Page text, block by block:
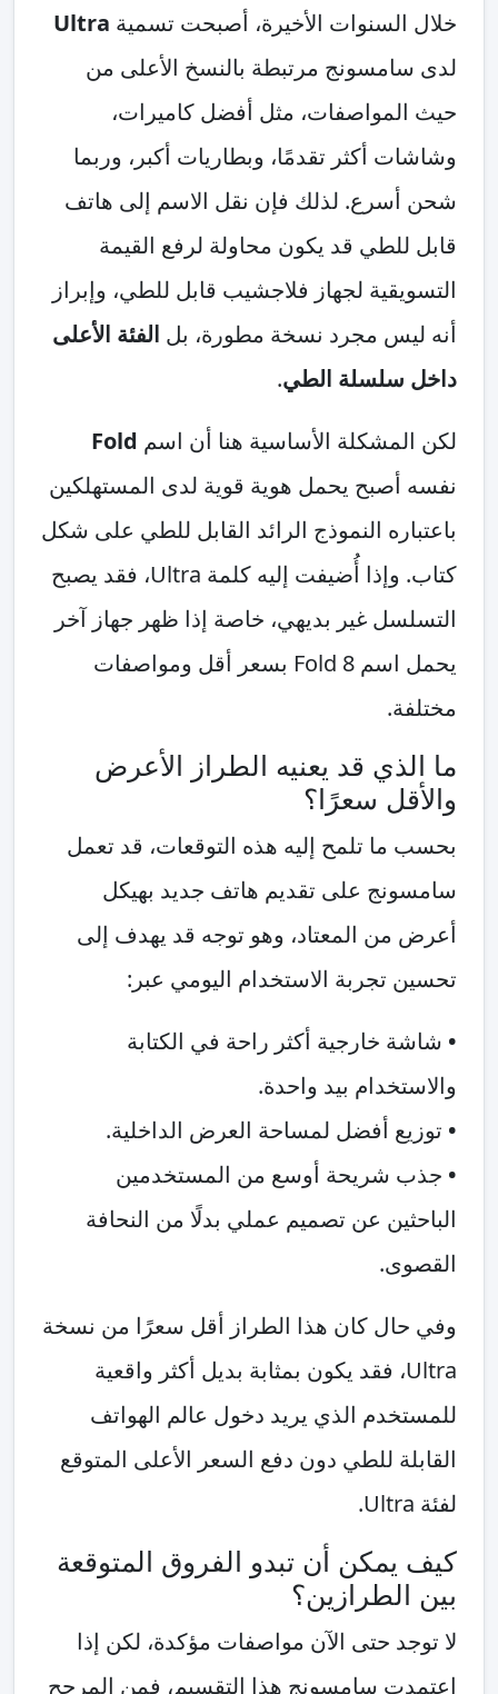
خلال السنوات الأخيرة، أصبحت تسمية Ultra
لدى سامسونج مرتبطة بالنسخ الأعلى من
حيث المواصفات، مثل أفضل كاميرات،
وشاشات أكثر تقدمًا، وبطاريات أكبر، وربما
شحن أسرع. لذلك فإن نقل الاسم إلى هاتف
قابل للطي قد يكون محاولة لرفع القيمة
التسويقية لجهاز فلاجشيب قابل للطي، وإبراز
أنه ليس مجرد نسخة مطورة، بل الفئة الأعلى
داخل سلسلة الطي.
لكن المشكلة الأساسية هنا أن اسم Fold
نفسه أصبح يحمل هوية قوية لدى المستهلكين
باعتباره النموذج الرائد القابل للطي على شكل
كتاب. وإذا أُضيفت إليه كلمة Ultra، فقد يصبح
التسلسل غير بديهي، خاصة إذا ظهر جهاز آخر
يحمل اسم Fold 8 بسعر أقل ومواصفات
مختلفة.
ما الذي قد يعنيه الطراز الأعرض
والأقل سعرًا؟
بحسب ما تلمح إليه هذه التوقعات، قد تعمل
سامسونج على تقديم هاتف جديد بهيكل
أعرض من المعتاد، وهو توجه قد يهدف إلى
تحسين تجربة الاستخدام اليومي عبر:
• شاشة خارجية أكثر راحة في الكتابة
والاستخدام بيد واحدة.
• توزيع أفضل لمساحة العرض الداخلية.
• جذب شريحة أوسع من المستخدمين
الباحثين عن تصميم عملي بدلًا من النحافة
القصوى.
وفي حال كان هذا الطراز أقل سعرًا من نسخة
Ultra، فقد يكون بمثابة بديل أكثر واقعية
للمستخدم الذي يريد دخول عالم الهواتف
القابلة للطي دون دفع السعر الأعلى المتوقع
لفئة Ultra.
كيف يمكن أن تبدو الفروق المتوقعة
بين الطرازين؟
لا توجد حتى الآن مواصفات مؤكدة، لكن إذا
اعتمدت سامسونج هذا التقسيم، فمن المرجح